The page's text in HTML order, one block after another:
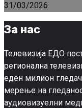
31/03/2026
За нас
Телевизија ЕДО
регионална
еден милион
мерење на
аудиовизуелни